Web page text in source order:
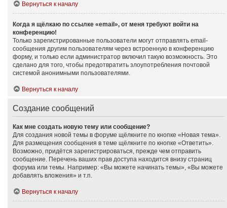
Вернуться к началу
Когда я щёлкаю по ссылке «email», от меня требуют войти на
конференцию!
Только зарегистрированные пользователи могут отправлять email-
сообщения другим пользователям через встроенную в конференцию
форму, и только если администратор включил такую возможность. Это
сделано для того, чтобы предотвратить злоупотребления почтовой
системой анонимными пользователями.
Вернуться к началу
Создание сообщений
Как мне создать новую тему или сообщение?
Для создания новой темы в форуме щёлкните по кнопке «Новая тема».
Для размещения сообщения в теме щёлкните по кнопке «Ответить».
Возможно, придётся зарегистрироваться, прежде чем отправить
сообщение. Перечень ваших прав доступа находится внизу страниц
форума или темы. Например: «Вы можете начинать темы», «Вы можете
добавлять вложения» и т.п.
Вернуться к началу